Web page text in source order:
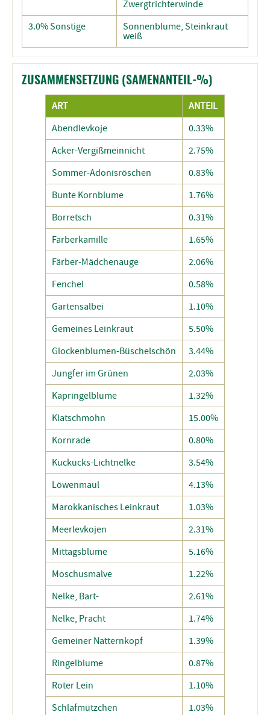
Zwergtrichterwinde
3.0% Sonstige
Sonnenblume, Steinkraut
weiß
ZUSAMMENSETZUNG (SAMENANTEIL-%)
ART
ANTEIL
Abendlevkoje
0.33%
Acker-Vergißmeinnicht
2.75%
Sommer-Adonisröschen
0.83%
Bunte Kornblume
1.76%
Borretsch
0.31%
Färberkamille
1.65%
Färber-Mädchenauge
2.06%
Fenchel
0.58%
Gartensalbei
1.10%
Gemeines Leinkraut
5.50%
Glockenblumen-Büschelschön
3.44%
Jungfer im Grünen
2.03%
Kapringelblume
1.32%
Klatschmohn
15.00%
Kornrade
0.80%
Kuckucks-Lichtnelke
3.54%
Löwenmaul
4.13%
Marokkanisches Leinkraut
1.03%
Meerlevkojen
2.31%
Mittagsblume
5.16%
Moschusmalve
1.22%
Nelke, Bart-
2.61%
Nelke, Pracht
1.74%
Gemeiner Natternkopf
1.39%
Ringelblume
0.87%
Roter Lein
1.10%
Schlafmützchen
1.03%